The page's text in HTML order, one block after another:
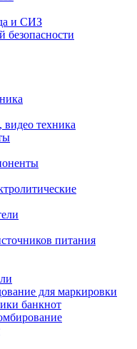
и СИЗ
безопасности
видео техника
питания
для маркировки
банкнот